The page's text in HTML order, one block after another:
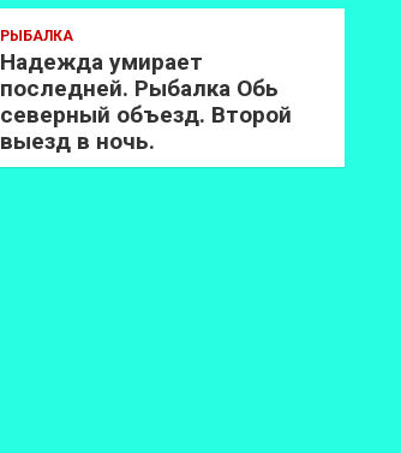
РЫБАЛКА
Надежда умирает
последней. Рыбалка Обь
северный объезд. Второй
выезд в ночь.